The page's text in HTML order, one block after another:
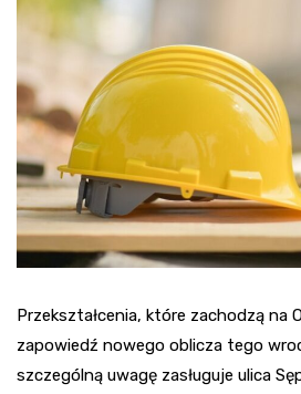
Przekształcenia, które zachodzą na
zapowiedź nowego oblicza tego
szczególną uwagę zasługuje ulica